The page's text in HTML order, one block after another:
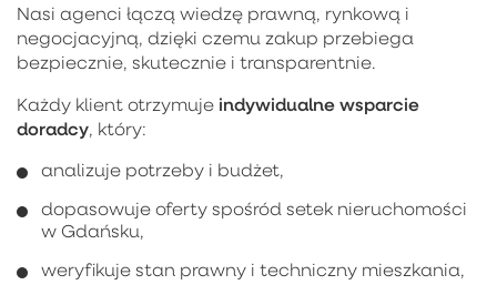
Nasi agenci łączą wiedzę prawną, rynkową i
negocjacyjną, dzięki czemu zakup przebiega
bezpiecznie, skutecznie i transparentnie.
Każdy klient otrzymuje indywidualne wsparcie
doradcy, który:
analizuje potrzeby i budżet,
dopasowuje oferty spośród setek nieruchomości
w Gdańsku,
weryfikuje stan prawny i techniczny mieszkania,